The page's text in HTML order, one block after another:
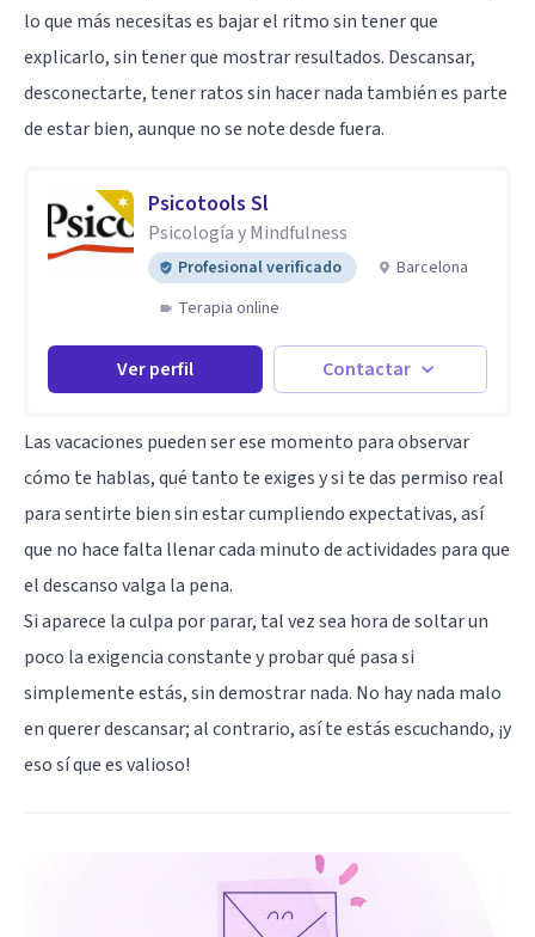
lo que más necesitas es bajar el ritmo sin tener que
explicarlo, sin tener que mostrar resultados. Descansar,
desconectarte, tener ratos sin hacer nada también es parte
de estar bien, aunque no se note desde fuera.
Psicotools Sl
Psicología y Mindfulness
Profesional verificado
Barcelona
Terapia online
Ver perfil Contactar
Las vacaciones pueden ser ese momento para observar
cómo te hablas, qué tanto te exiges y si te das permiso real
para sentirte bien sin estar cumpliendo expectativas, así
que no hace falta llenar cada minuto de actividades para que
el descanso valga la pena.
Si aparece la culpa por parar, tal vez sea hora de soltar un
poco la exigencia constante y probar qué pasa si
simplemente estás, sin demostrar nada. No hay nada malo
en querer descansar; al contrario, así te estás escuchando, ¡y
eso sí que es valioso!